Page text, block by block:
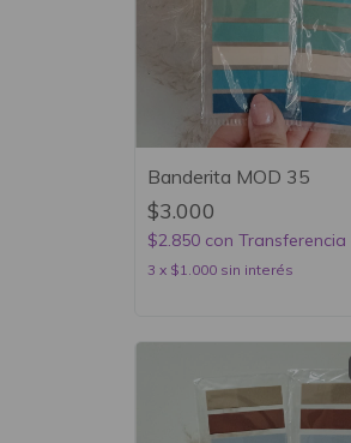
Banderita MOD 35
$3.000
$2.850 con
3 x $1.000 sin interés